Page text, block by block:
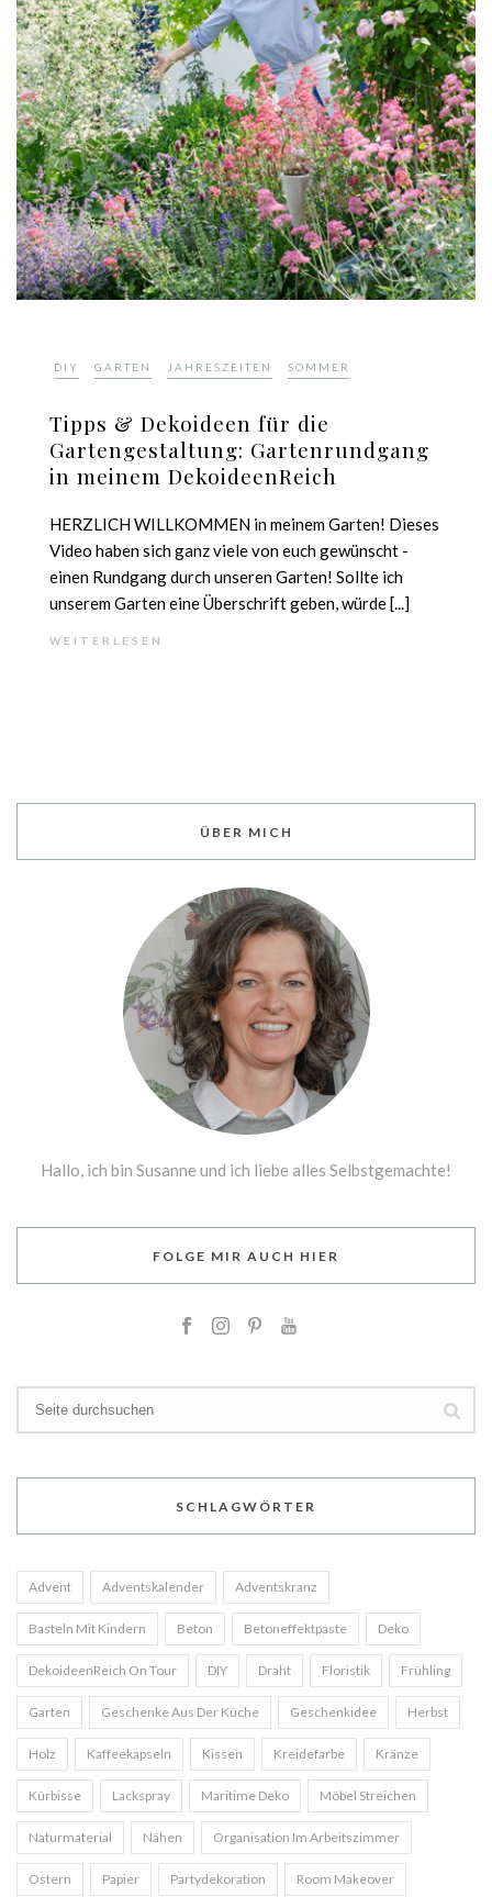
DIY GARTEN JAHRESZEITEN SOMMER
Tipps & Dekoideen für die
Gartengestaltung: Gartenrundgang
in meinem DekoideenReich
HERZLICH WILLKOMMEN in meinem Garten! Dieses
Video haben sich ganz viele von euch gewünscht -
einen Rundgang durch unseren Garten! Sollte ich
unserem Garten eine Überschrift geben, würde [...]
WEITERLESEN
ÜBER MICH
Hallo, ich bin Susanne und ich liebe alles Selbstgemachte!
FOLGE MIR AUCH HIER
SCHLAGWÖRTER
Advent Adventskalender Adventskranz
Basteln Mit Kindern Beton Betoneffektpaste Deko
DekoideenReich On Tour DIY Draht Floristik Frühling
Garten Geschenke Aus Der Küche Geschenkidee Herbst
Holz Kaffeekapseln Kissen Kreidefarbe Kränze
Kürbisse Lackspray Maritime Deko Möbel Streichen
Naturmaterial Nähen Organisation Im Arbeitszimmer
Ostern Papier Partydekoration Room Makeover